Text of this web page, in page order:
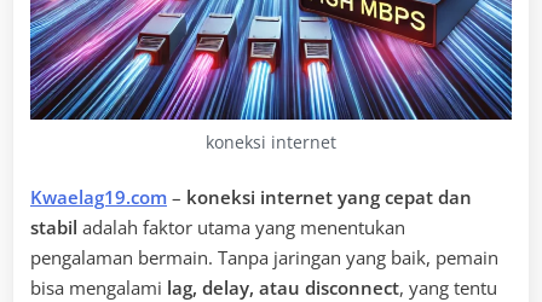
koneksi internet
Kwaelag19.com – koneksi internet yang cepat dan
stabil adalah faktor utama yang menentukan
pengalaman bermain. Tanpa jaringan yang baik, pemain
bisa mengalami lag, delay, atau disconnect, yang tentu